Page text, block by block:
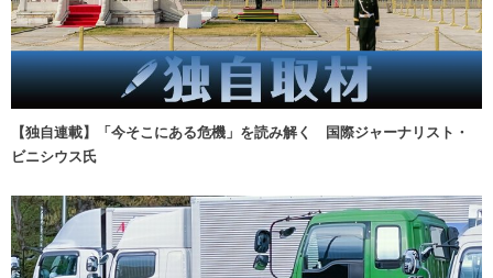
【独自連載】「今そこにある危機」を読み解く 国際ジャーナリスト・
ビニシウス氏